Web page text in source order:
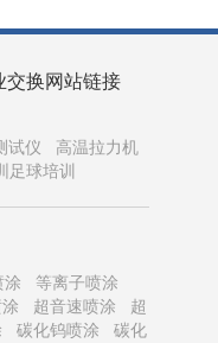
交换网站链接
试仪
高温拉力机
足球培训
涂
等离子喷涂
超音速喷涂
超
碳化钨喷涂
碳化